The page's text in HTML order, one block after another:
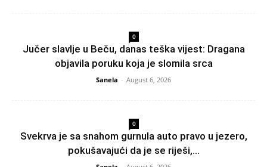
0
Jučer slavlje u Beču, danas teška vijest: Dragana
objavila poruku koja je slomila srca
Sanela - August 6, 2026
0
Svekrva je sa snahom gurnula auto pravo u jezero,
pokušavajući da je se riješi,...